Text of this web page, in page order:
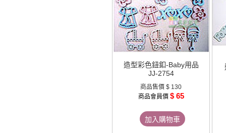
造型彩色鈕釦-Baby用品
JJ-2754
商品售價 $ 130
商品會員價 $ 65
加入購物車